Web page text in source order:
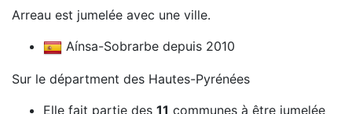
Arreau est jumelée avec une ville.
Aínsa-Sobrarbe depuis 2010
Sur le départment des Hautes-Pyrénées
Elle fait partie des 11 communes à être jumelée